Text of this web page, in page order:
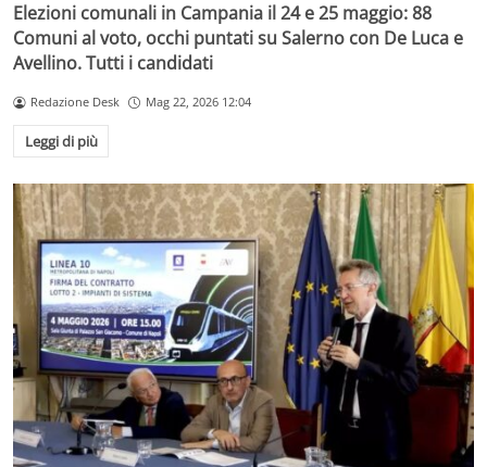
Elezioni comunali in Campania il 24 e 25 maggio: 88
Comuni al voto, occhi puntati su Salerno con De Luca e
Avellino. Tutti i candidati
Redazione Desk Mag 22, 2026 12:04
Leggi di più